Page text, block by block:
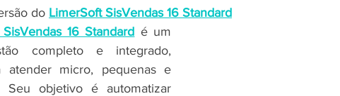
do LimerSoft SisVendas 16 Standard
16 Standard é um
completo e integrado,
atender micro, pequenas e
Seu objetivo é automatizar